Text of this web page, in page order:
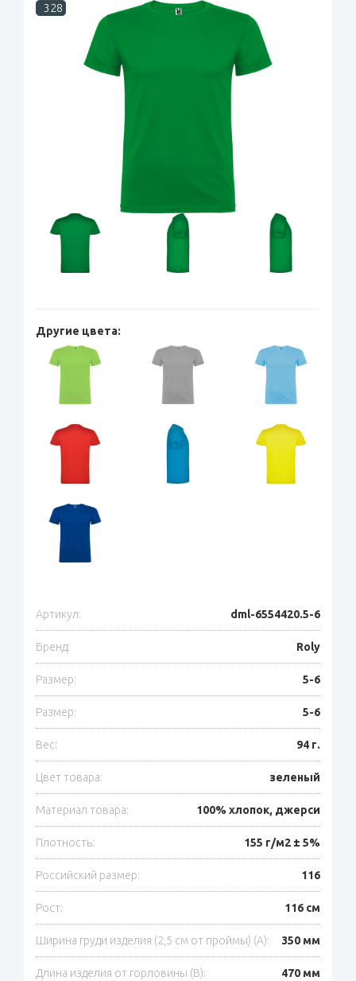
328
Другие цвета:
Артикул: dml-6554420.5-6
Бренд: Roly
Размер: 5-6
Размер: 5-6
Вес: 94 г.
Цвет товара: зеленый
Материал товара: 100% хлопок, джерси
Плотность: 155 г/м2 ± 5%
Российский размер: 116
Рост: 116 см
Ширина груди изделия (2,5 см от проймы) (A): 350 мм
Длина изделия от горловины (B): 470 мм